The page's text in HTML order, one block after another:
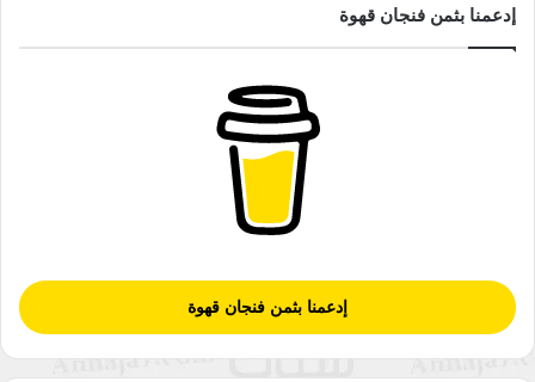
إدعمنا بثمن فنجان قهوة
إدعمنا بثمن فنجان قهوة